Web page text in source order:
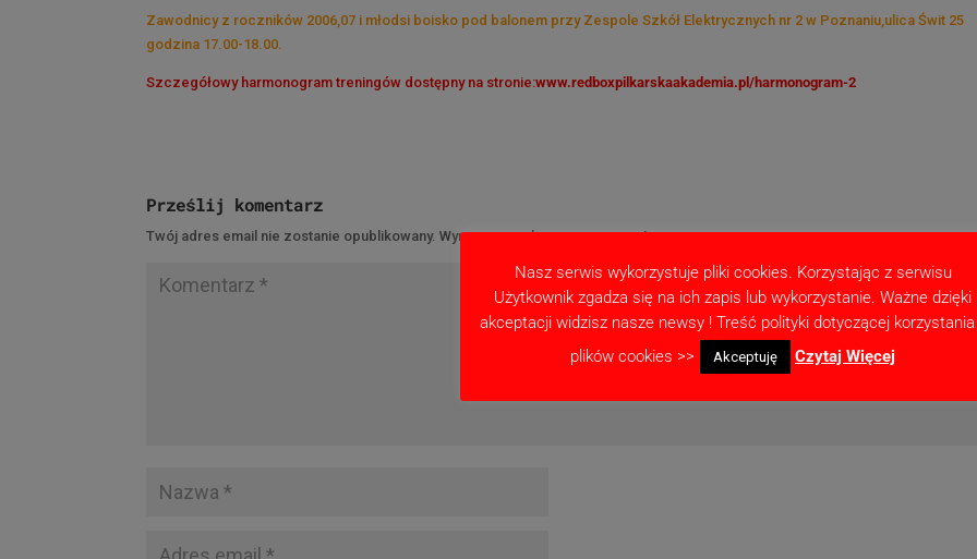
Zawodnicy z roczników 2006,07 i młodsi boisko pod balonem przy Zespole Szkół Elektrycznych nr 2 w Poznaniu,ulica Świt 25
godzina 17.00-18.00.
Szczegółowy harmonogram treningów dostępny na stronie:www.redboxpilkarskaakademia.pl/harmonogram-2
Prześlij komentarz
Twój adres email nie zostanie opublikowany. Wymagane pola są oznaczone*
Nasz serwis wykorzystuje pliki cookies. Korzystając z serwisu
Użytkownik zgadza się na ich zapis lub wykorzystanie. Ważne dzięki
akceptacji widzisz nasze newsy ! Treść polityki dotyczącej
plików cookies >>
Akceptuję Czytaj Więcej